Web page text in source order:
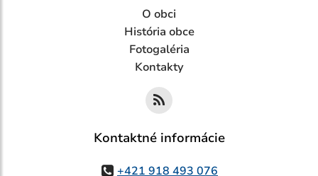
O obci
História obce
Fotogaléria
Kontakty
Kontaktné informácie
+421 918 493 076